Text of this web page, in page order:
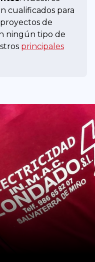
cualificados para
de
ningún tipo de
principales